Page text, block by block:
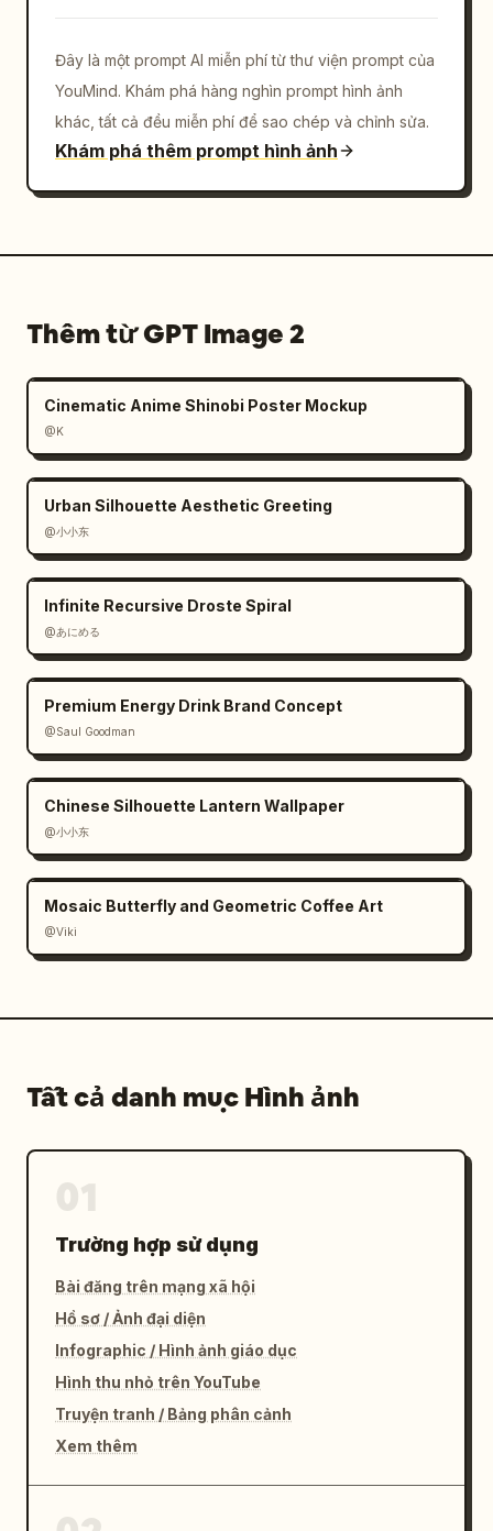
Đây là một prompt AI miễn phí từ thư viện prompt của
YouMind. Khám phá hàng nghìn prompt hình ảnh
khác, tất cả đều miễn phí để sao chép và chỉnh sửa.
Khám phá thêm prompt hình ảnh
Thêm từ GPT Image 2
Cinematic Anime Shinobi Poster Mockup
@K
Urban Silhouette Aesthetic Greeting
@小小东
Infinite Recursive Droste Spiral
@あにめる
Premium Energy Drink Brand Concept
@Saul Goodman
Chinese Silhouette Lantern Wallpaper
@小小东
Mosaic Butterfly and Geometric Coffee Art
@Viki
Tất cả danh mục Hình ảnh
Trường hợp sử dụng
Bài đăng trên mạng xã hội
Hồ sơ / Ảnh đại diện
Infographic / Hình ảnh giáo dục
Hình thu nhỏ trên YouTube
Truyện tranh / Bảng phân cảnh
Xem thêm